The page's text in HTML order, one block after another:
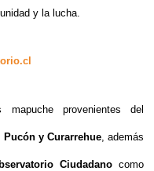
y la lucha.
mapuche provenientes del
y Curarrehue, además
Ciudadanocomo